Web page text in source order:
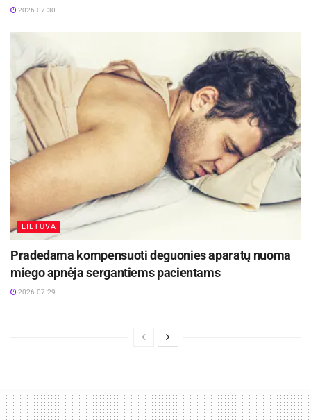
2026-07-30
LIETUVA
Pradedama kompensuoti deguonies aparatų nuoma
miego apnėja sergantiems pacientams
2026-07-29